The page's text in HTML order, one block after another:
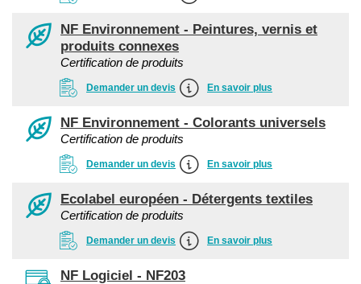
NF Environnement - Peintures, vernis et
produits connexes
Certification de produits
Demander un devis En savoir plus
NF Environnement - Colorants universels
Certification de produits
Demander un devis En savoir plus
Ecolabel européen - Détergents textiles
Certification de produits
Demander un devis En savoir plus
NF Logiciel - NF203